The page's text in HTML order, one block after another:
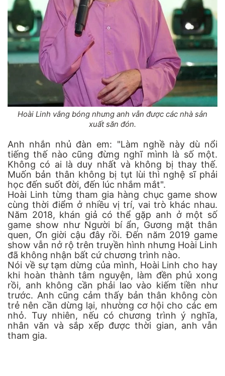
Hoài Linh vắng bóng nhưng anh vẫn được các nhà sản
xuất săn đón.
Anh nhắn nhủ đàn em: "Làm nghề này dù nổi
tiếng thế nào cũng đừng nghĩ mình là số một.
Không có ai là duy nhất và không bị thay thế.
Muốn bản thân không bị tụt lùi thì nghệ sĩ phải
học đến suốt đời, đến lúc nhắm mắt".
Hoài Linh từng tham gia hàng chục game show
cùng thời điểm ở nhiều vị trí, vai trò khác nhau.
Năm 2018, khán giả có thể gặp anh ở một số
game show như Người bí ẩn, Gương mặt thân
quen, Ơn giời cậu đây rồi. Đến năm 2019 game
show vẫn nở rộ trên truyền hình nhưng Hoài Linh
đã không nhận bất cứ chương trình nào.
Nói về sự tạm dừng của mình, Hoài Linh cho hay
khi hoàn thành tâm nguyện, làm đền phủ xong
rồi, anh không cần phải lao vào kiếm tiền như
trước. Anh cũng cảm thấy bản thân không còn
trẻ nên cần dừng lại, nhường cơ hội cho các em
nhỏ. Tuy nhiên, nếu có chương trình ý nghĩa,
nhân văn và sắp xếp được thời gian, anh vẫn
tham gia.